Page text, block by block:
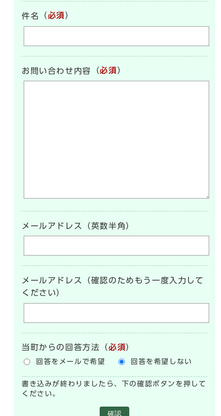
件名 （必須）
お問い合わせ内容 （必須）
メールアドレス（英数半角）
メールアドレス（確認のためもう一度入力して
ください）
当町からの回答方法 （必須）
回答をメールで希望 回答を希望しない
書き込みが終わりましたら、下の確認ボタンを押して
ください。
確認